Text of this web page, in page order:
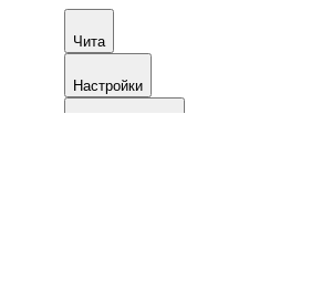
Чита
Настройки